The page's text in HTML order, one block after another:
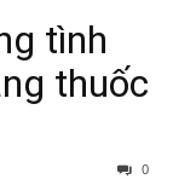
tình
thuốc
0